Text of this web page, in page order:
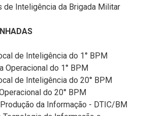
de Inteligência da Brigada Militar
de Inteligência do 1° BPM
Operacional do 1° BPM
de Inteligência do 20° BPM
do 20° BPM
da Informação - DTIC/BM